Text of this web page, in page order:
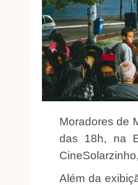
Moradores de
das 18h, na
Além da